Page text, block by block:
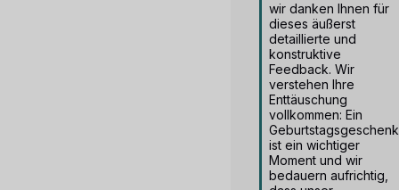
wir danken Ihnen für
dieses äußerst
detaillierte und
konstruktive
Feedback. Wir
verstehen Ihre
Enttäuschung
vollkommen: Ein
Geburtstagsgeschenk
ist ein wichtiger
Moment und wir
bedauern aufrichtig,